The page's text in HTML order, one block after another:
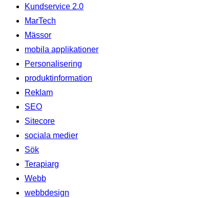
Kundservice 2.0
MarTech
Mässor
mobila applikationer
Personalisering
produktinformation
Reklam
SEO
Sitecore
sociala medier
Sök
Terapiarg
Webb
webbdesign